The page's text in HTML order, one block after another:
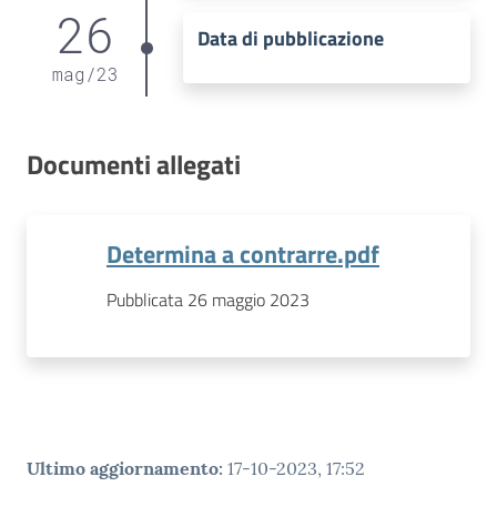
26
mag /23
Data di pubblicazione
Documenti allegati
Determina a contrarre.pdf
Pubblicata 26 maggio 2023
Ultimo aggiornamento: 17-10-2023, 17:52